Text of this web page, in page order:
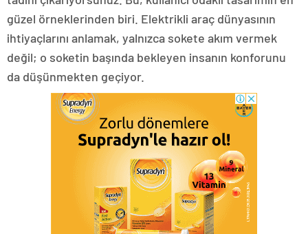
güzel örneklerinden biri. Elektrikli araç dünyasının
ihtiyaçlarını anlamak, yalnızca sokete akım vermek
değil; o soketin başında bekleyen insanın konforunu
da düşünmekten geçiyor.